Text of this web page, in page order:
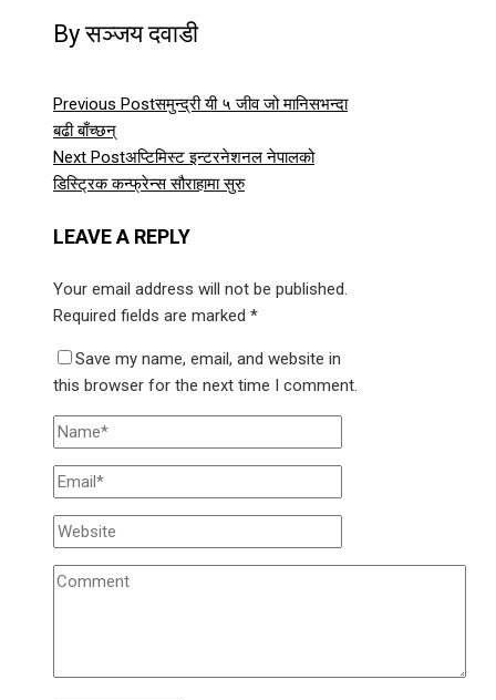
By सञ्जय दवाडी
Previous Postसमुन्द्री यी ५ जीव जो मानिसभन्दा
बढी बाँच्छन्
Next Postअप्टिमिस्ट इन्टरनेशनल नेपालको
डिस्ट्रिक कन्फ्रेन्स सौराहामा सुरु
LEAVE A REPLY
Your email address will not be published.
Required fields are marked *
Save my name, email, and website in
this browser for the next time I comment.